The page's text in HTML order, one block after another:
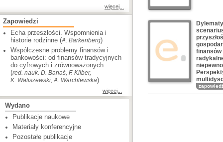
więcej...
Zapowiedzi
Echa przeszłości. Wspomnienia i
historie rodzinne (A. Barkenberg)
Współczesne problemy finansów i
bankowości: od finansów tradycyjnych
do cyfrowych i zrównoważonych
(red. nauk. D. Banaś, F. Kliber,
K. Waliszewski, A. Warchlewska)
więcej...
Wydano
Publikacje naukowe
Materiały konferencyjne
Pozostałe publikacje
finansów